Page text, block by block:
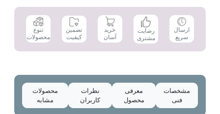
ارسال
سریع
رضایت
مشتری
خرید
آسان
تضمین
کیفیت
تنوع
محصولات
مشخصات
فنی
معرفی
محصول
نظرات
کاربران
محصولات
مشابه